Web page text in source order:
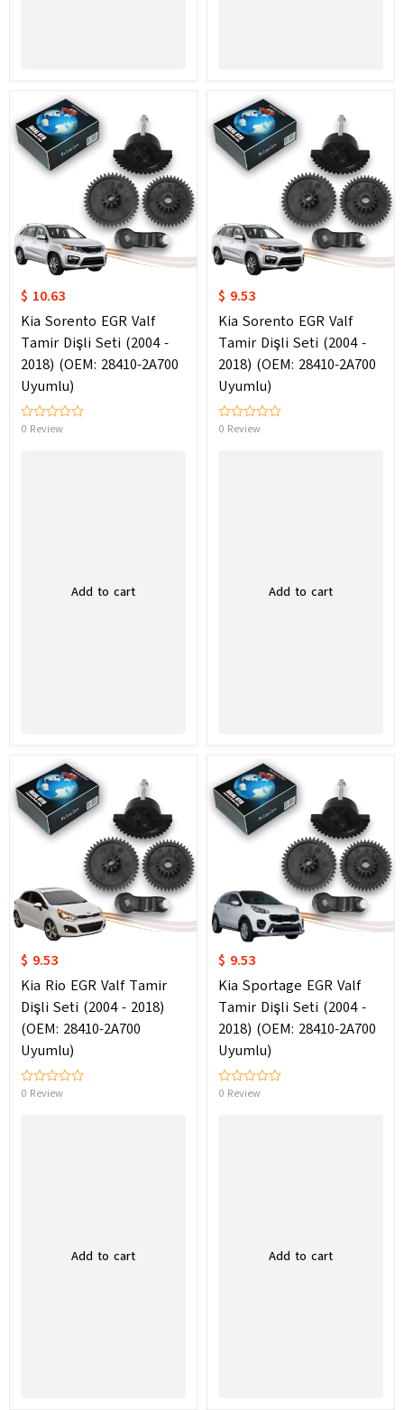
$ 10.63
Kia Sorento EGR Valf
Tamir Dişli Seti (2004 -
2018) (OEM: 28410-2A700
Uyumlu)
0 Review
Add to cart
$ 9.53
Kia Sorento EGR Valf
Tamir Dişli Seti (2004 -
2018) (OEM: 28410-2A700
Uyumlu)
0 Review
Add to cart
$ 9.53
Kia Rio EGR Valf Tamir
Dişli Seti (2004 - 2018)
(OEM: 28410-2A700
Uyumlu)
0 Review
Add to cart
$ 9.53
Kia Sportage EGR Valf
Tamir Dişli Seti (2004 -
2018) (OEM: 28410-2A700
Uyumlu)
0 Review
Add to cart